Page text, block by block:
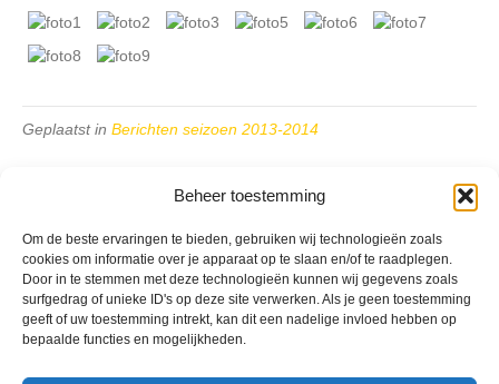
Beheer toestemming
Om de beste ervaringen te bieden, gebruiken wij technologieën zoals
cookies om informatie over je apparaat op te slaan en/of te raadplegen.
Door in te stemmen met deze technologieën kunnen wij gegevens zoals
surfgedrag of unieke ID's op deze site verwerken. Als je geen toestemming
geeft of uw toestemming intrekt, kan dit een nadelige invloed hebben op
bepaalde functies en mogelijkheden.
Geplaatst in Berichten seizoen 2013-2014
VV Reiger Boys
De Wending, Lotte Beesedijk 1
1705 NA Heerhugowaard